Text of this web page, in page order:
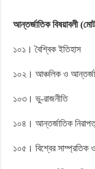
আন্তর্জাতিক বিষয়াবলী
১০১। বৈশ্বিক ইতিহাস
১০২। আঞ্চলিক ও
১০৩। ভু-রাজনীতি
১০৪। আন্তর্জাতিক
১০৫। বিশ্বের সাম্প্রতিক